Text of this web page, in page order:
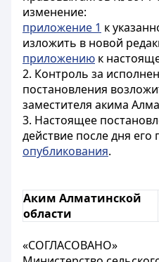
изменение:
приложение 1 к
изложить в новой
приложению к
2. Контроль за
постановления
заместителя акима
3. Настоящее
действие после дня
опубликования.
Аким Алматинской
области
«СОГЛАСОВАНО»